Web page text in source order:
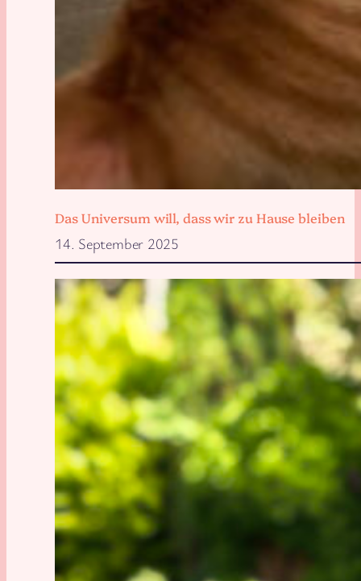
Das Universum will, dass wir zu Hause bleiben
14. September 2025